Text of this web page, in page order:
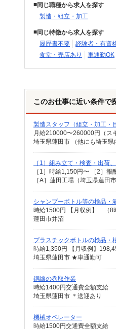
同じ職種から求人を探す
製造・組立・加工
同じ特徴から求人を探す
履歴書不要
経験者・有資
食堂・売店あり
車通勤OK
このお仕事に近い条件で
製造スタッフ（組立・加工・
月給210000〜260000円（ス
［1］組み立て・検査・出荷
［1］時給1,150円〜 ［2］報
シャンプーボトル等の検品・
時給1500円 【月収例】 （8
蓮田市井沼
プラスチックボトルの検品・
時給1,350円 【月収例】
埼玉県蓮田市 ★車通勤可
銅線の巻取作業
時給1400円交通費全額支給
埼玉県蓮田市 ＊送迎あり
機械オペレーター
時給1500円交通費全額支給